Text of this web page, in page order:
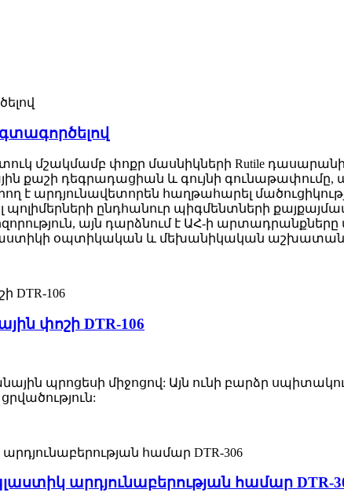
մշակմամբ փոքր մասնիկների Rutile դասարանի
քաշի դեգրադացիան և գույնի
է արդյունավետորեն հաղթահարել
ընդհանուր պիգմենտների
այն դարձնում է ԱՀ-ի
օպտիկական և մեխանիկական
փոշի DTR-106
պրոցեսի միջոցով: Այն ունի բարձր
արդյունաբերության համար DTR-